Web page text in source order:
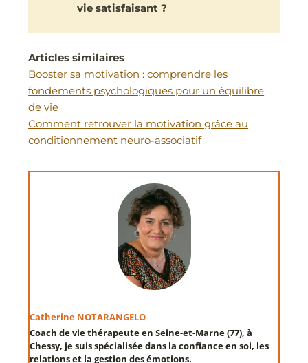
vie satisfaisant ?
Articles similaires
Booster sa motivation : comprendre les
fondements psychologiques pour un équilibre
de vie
Comment retrouver la motivation grâce au
conditionnement neuro-associatif
Catherine NOTARANGELO
Coach de vie thérapeute en Seine-et-Marne (77), à
Chessy, je suis spécialisée dans laconfiance en soi, les
relationset lagestion des émotions.